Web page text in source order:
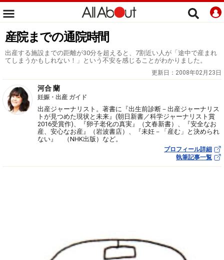
産院までの通院時間
出産する施設までの距離が30分を超えると、7割近い人が「途中で産まれ
てしまうかもしれない！」という不安を感じることがわかりました。
更新日： 2008年02月23日
河合 蘭
妊娠・出産 ガイド
出産ジャーナリスト。著書に『出生前診断－出産ジャーナリス
トが見つめた現状と未来』(朝日新書／科学ジャーナリスト賞
2016受賞作)、『卵子老化の真実』（文春新書）、『安全なお
産、安心なお産』（岩波書店）、『未妊－「産む」と決められ
ない』 （NHK出版）など。
プロフィール詳細
執筆記事一覧